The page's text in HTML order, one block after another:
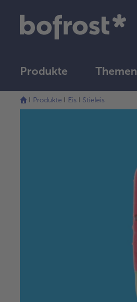
Produkte
Produkte Eis Stieleis